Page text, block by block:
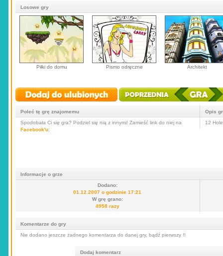
Losowe gry
Piłki do domu Pismo odręczne Architekt
Poleć tę grę znajomemu
Spodobała Ci się gra? Podziel się nią z innymi! Zamieść link do niej na
Facebook'u:
Opis
12
Informacje o grze
Dodano:
01.12.2007 o godzinie 17:21
W grę grano:
4958 razy
Komentarze do gry
Nie dodano jeszcze żadnego komentarza do danej gry, bądź pierwszy !!
Dodaj komentarz